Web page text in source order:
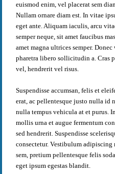
euismod enim, vel placerat sem
Nullam ornare diam est. In vitae
eget ante. Aliquam iaculis, arcu
semper neque, sit amet faucibus
amet magna ultrices semper.
pharetra libero sollicitudin a. Cras
vel, hendrerit vel risus.
Suspendisse accumsan, felis et
erat, ac pellentesque justo nulla id
nulla tempus vehicula at et purus.
mollis urna et augue fermentum
sed hendrerit. Suspendisse
consectetur. Vestibulum adipiscing
sem, pretium pellentesque felis
eget ipsum egestas blandit.